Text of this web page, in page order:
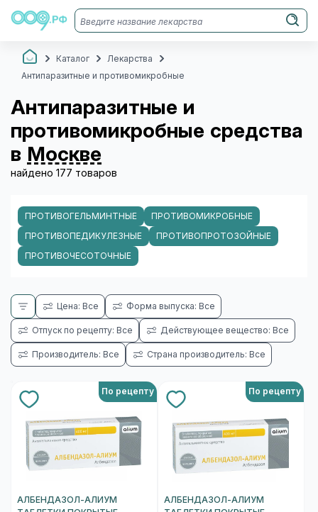
Каталог
Лекарства
Антипаразитные и противомикробные
Антипаразитные и
противомикробные средства
в Москве
найдено 177 товаров
ПРОТИВОГЕЛЬМИНТНЫЕ
ПРОТИВОМИКРОБНЫЕ
ПРОТИВОПЕДИКУЛЕЗНЫЕ
ПРОТИВОПРОТОЗОЙНЫЕ
ПРОТИВОЧЕСОТОЧНЫЕ
Цена: Все Форма выпуска: Все
Отпуск по рецепту: Все Действующее вещество: Все
Производитель: Все Страна производитель: Все
По рецепту
АЛБЕНДАЗОЛ-АЛИУМ
По рецепту
АЛБЕНДАЗОЛ-АЛИУМ